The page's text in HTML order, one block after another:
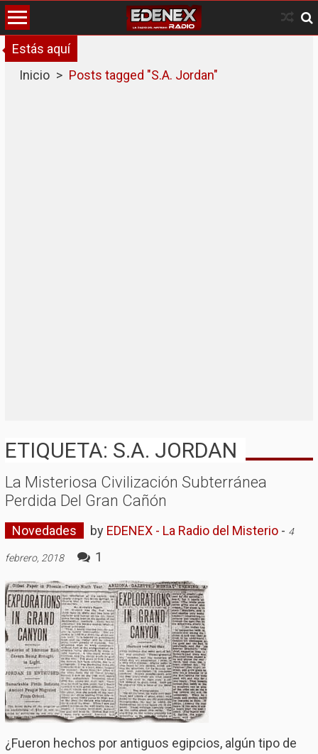
Skip
to
content
Estás aquí
Inicio > Posts tagged "S.A. Jordan"
ETIQUETA: S.A. JORDAN
La Misteriosa Civilización Subterránea
Perdida Del Gran Cañón
Novedades by EDENEX - La Radio del Misterio- 4
febrero, 2018 1
¿Fueron hechos por antiguos egipcios, algún tipo de